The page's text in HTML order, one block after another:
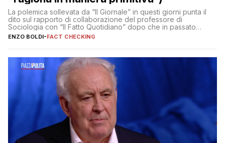
La polemica sollevata da “Il Giornale” in questi giorni punta il
dito sul rapporto di collaborazione del professore di
Sociologia con “Il Fatto Quotidiano” dopo che in passato
erano volati stracci
ENZO BOLDI-FACT CHECKING